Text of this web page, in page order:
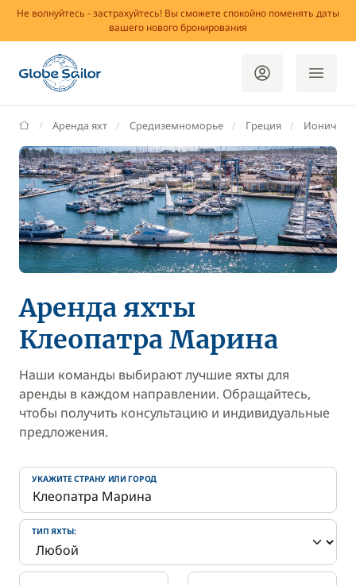
Не волнуйтесь - застрахуйтесь! Вы сможете спокойно поменять даты
вашего нового бронирования
GlobeSailor
Аренда яхт Средиземноморье Греция
Аренда яхты
Клеопатра Марина
Наши команды выбирают лучшие яхты для
аренды в каждом направлении. Обращайтесь,
чтобы получить консультацию и индивидуальные
предложения.
УКАЖИТЕ СТРАНУ ИЛИ ГОРОД
ТИП ЯХТЫ: